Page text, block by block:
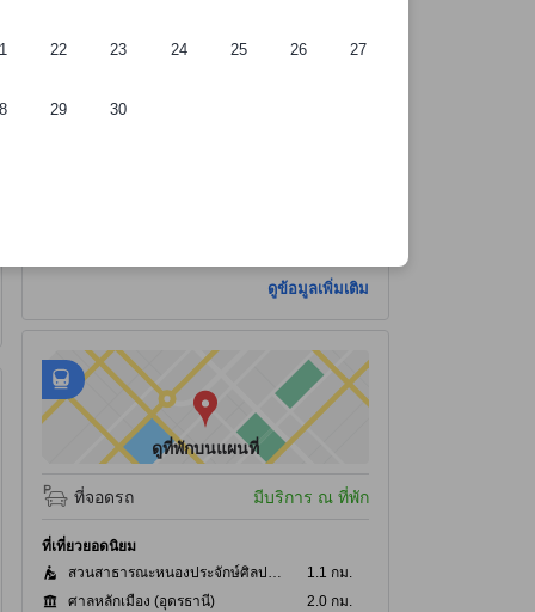
22 23 24 25 26 27
29 30
ดูข้อมูลเพิ่มเติม
tooltip
อยู่ใกล้
สถานีขนส่งอุดรธานี 2 - ระยะ 1.24 กม.
ดูที่พักบนแผนที่
ที่จอดรถ มีบริการ ณ ที่พัก
ที่เที่ยวยอดนิยม
1.1 กม.
ศาลหลักเมือง (อุดรธานี)
2.0 กม.